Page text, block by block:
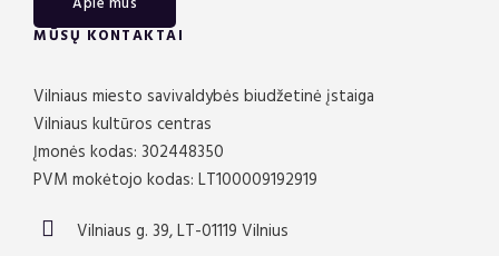
MŪSŲ KONTAKTAI
Vilniaus miesto savivaldybės biudžetinė įstaiga
Vilniaus kultūros centras
Įmonės kodas: 302448350
PVM mokėtojo kodas: LT100009192919
Vilniaus g. 39, LT-01119 Vilnius